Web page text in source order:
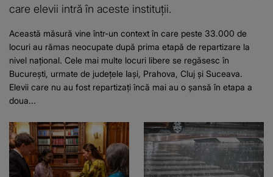
care elevii intră în aceste instituții.
Această măsură vine într-un context în care peste 33.000 de
locuri au rămas neocupate după prima etapă de repartizare la
nivel național. Cele mai multe locuri libere se regăsesc în
București, urmate de județele Iași, Prahova, Cluj și Suceava.
Elevii care nu au fost repartizați încă mai au o șansă în etapa a
doua...